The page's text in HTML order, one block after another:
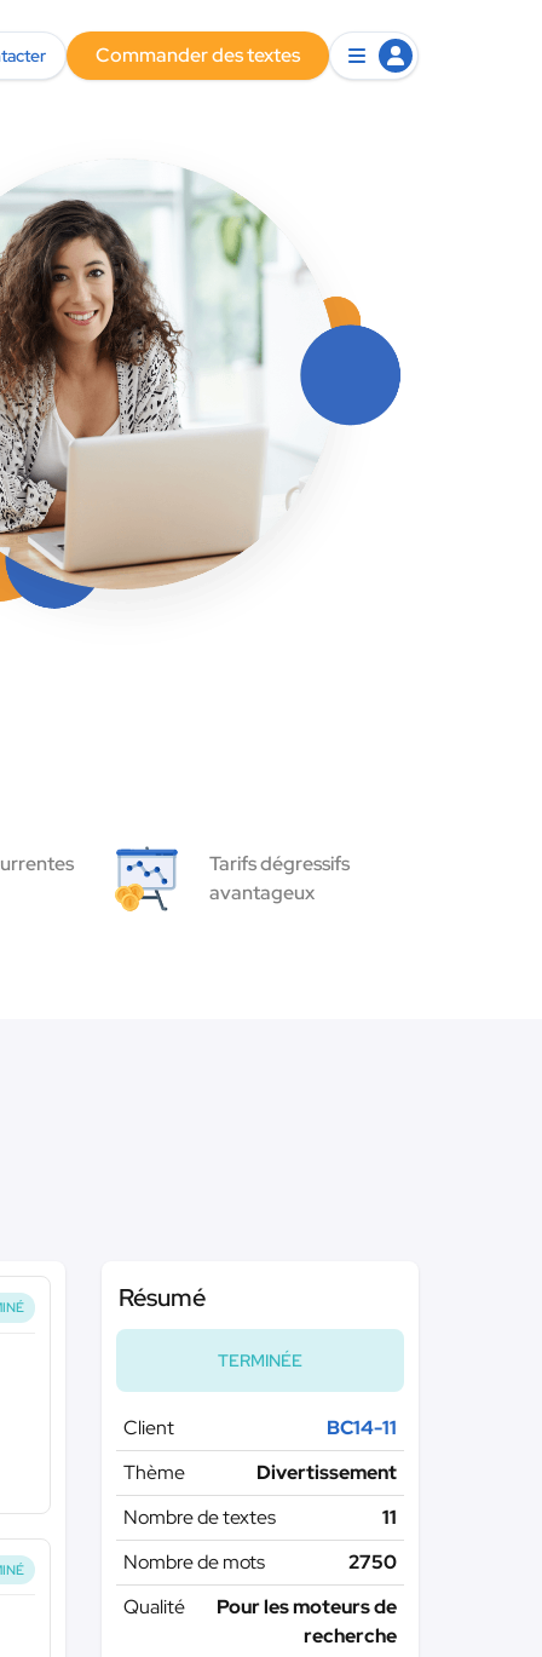
Commander des textes
Tarifs dégressifs
avantageux
Résumé
TERMINÉE
Client
BC14-11
Thème
Divertissement
Nombre de textes
11
Nombre de mots
2750
Qualité
Pour les moteurs de
recherche